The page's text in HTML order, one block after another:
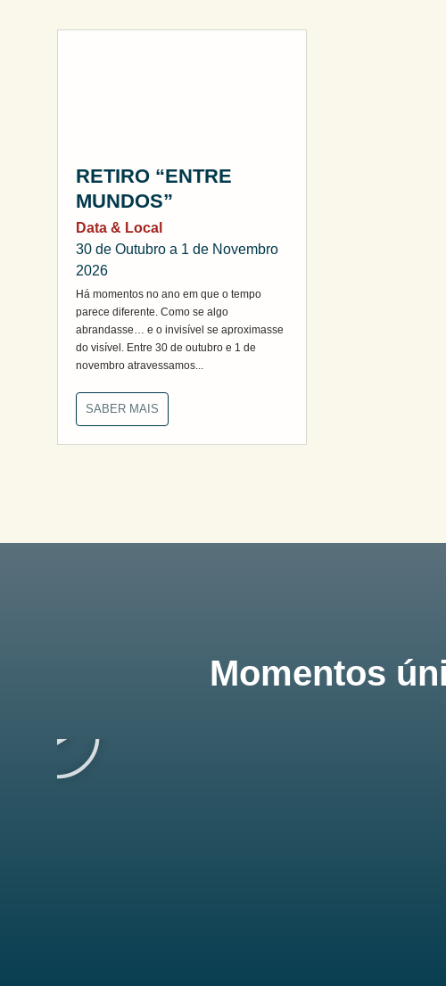
RETIRO “ENTRE
MUNDOS”
Data & Local
30 de Outubro a 1 de Novembro
2026
Há momentos no ano em que o tempo
parece diferente. Como se algo
abrandasse… e o invisível se aproximasse
do visível. Entre 30 de outubro e 1 de
novembro atravessamos...
SABER MAIS
Momentos